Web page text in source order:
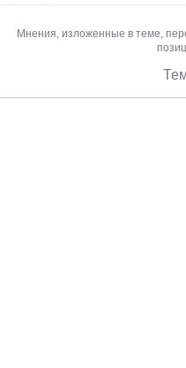
Мнения, изложенные в теме,